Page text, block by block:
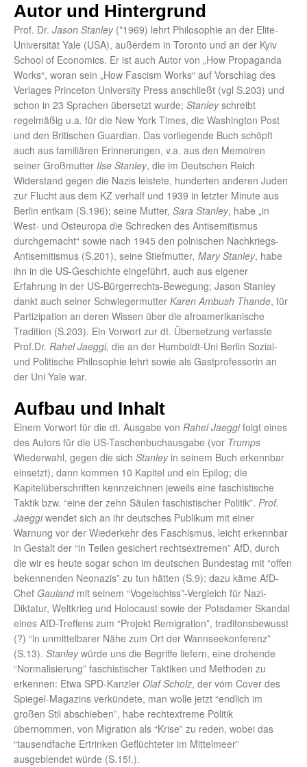
Autor und Hintergrund
Prof. Dr. Jason Stanley(*1969) lehrt Philosophie an der Elite-
Universität Yale (USA), außerdem in Toronto und an der Kyiv
School of Economics. Er ist auch Autor von „How Propaganda
Works“, woran sein „How Fascism Works“ auf Vorschlag des
Verlages Princeton University Press anschließt (vgl S.203) und
schon in 23 Sprachen übersetzt wurde; Stanleyschreibt
regelmäßig u.a. für die New York Times, die Washington Post
und den Britischen Guardian. Das vorliegende Buch schöpft
auch aus familiären Erinnerungen, v.a. aus den Memoiren
seiner Großmutter Ilse Stanley, die im Deutschen Reich
Widerstand gegen die Nazis leistete, hunderten anderen Juden
zur Flucht aus dem KZ verhalf und 1939 in letzter Minute aus
Berlin entkam (S.196); seine Mutter, Sara Stanley, habe „in
West- und Osteuropa die Schrecken des Antisemitismus
durchgemacht“ sowie nach 1945 den polnischen Nachkriegs-
Antisemitismus (S.201), seine Stiefmutter, Mary Stanley, habe
ihn in die US-Geschichte eingeführt, auch aus eigener
Erfahrung in der US-Bürgerrechts-Bewegung; Jason Stanley
dankt auch seiner Schwiegermutter Karen Ambush Thande, für
Partizipation an deren Wissen über die afroamerikanische
Tradition (S.203). Ein Vorwort zur dt. Übersetzung verfasste
Prof.Dr. Rahel Jaeggi, die an der Humboldt-Uni Berlin Sozial-
und Politische Philosophie lehrt sowie als Gastprofessorin an
der Uni Yale war.
Aufbau und Inhalt
Einem Vorwort für die dt. Ausgabe von Rahel Jaeggifolgt eines
des Autors für die US-Taschenbuchausgabe (vor Trumps
Wiederwahl, gegen die sich Stanleyin seinem Buch erkennbar
einsetzt), dann kommen 10 Kapitel und ein Epilog; die
Kapitelüberschriften kennzeichnen jeweils eine faschistische
Taktik bzw. “eine der zehn Säulen faschistischer Politik”. Prof.
Jaeggiwendet sich an ihr deutsches Publikum mit einer
Warnung vor der Wiederkehr des Faschismus, leicht erkennbar
in Gestalt der “in Teilen gesichert rechtsextremen” AfD, durch
die wir es heute sogar schon im deutschen Bundestag mit “offen
bekennenden Neonazis” zu tun hätten (S.9); dazu käme AfD-
Chef Gaulandmit seinem “Vogelschiss”-Vergleich für Nazi-
Diktatur, Weltkrieg und Holocaust sowie der Potsdamer Skandal
eines AfD-Treffens zum “Projekt Remigration”, traditonsbewusst
(?) “in unmittelbarer Nähe zum Ort der Wannseekonferenz”
(S.13). Stanleywürde uns die Begriffe liefern, eine drohende
“Normalisierung” faschistischer Taktiken und Methoden zu
erkennen: Etwa SPD-Kanzler Olaf Scholz, der vom Cover des
Spiegel-Magazins verkündete, man wolle jetzt “endlich im
großen Stil abschieben”, habe rechtextreme Politik
übernommen, von Migration als “Krise” zu reden, wobei das
“tausendfache Ertrinken Geflüchteter im Mittelmeer”
ausgeblendet würde (S.15f.).